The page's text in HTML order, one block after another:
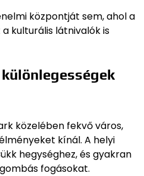
központját sem, ahol a
kulturális látnivalók is
közelében fekvő város,
kínál. A helyi
hegységhez, és gyakran
fogásokat.